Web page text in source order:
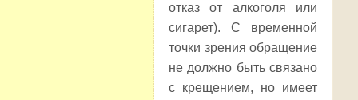
отказ от алкоголя или
сигарет). С временной
точки зрения обращение
не должно быть связано
с крещением, но имеет